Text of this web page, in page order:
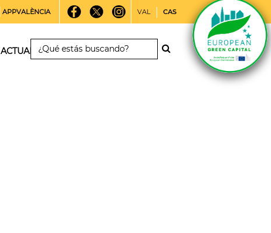
APPVALÈNCIA VAL CAS
ACTUALIDAD